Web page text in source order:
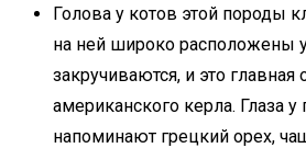
Голова у котов этой породы
на ней широко расположены
закручиваются, и это главная
американского керла. Глаза
напоминают грецкий орех,